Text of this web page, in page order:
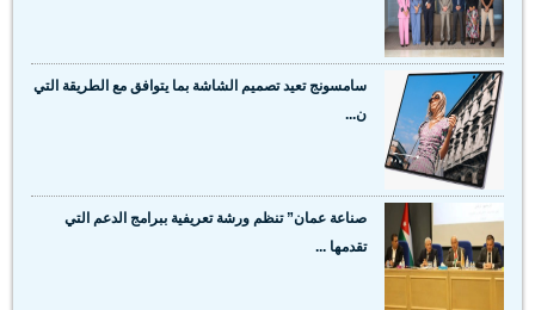
سامسونج تعيد تصميم الشاشة بما يتوافق مع الطريقة التي
ن...
صناعة عمان” تنظم ورشة تعريفية ببرامج الدعم التي
تقدمها ...